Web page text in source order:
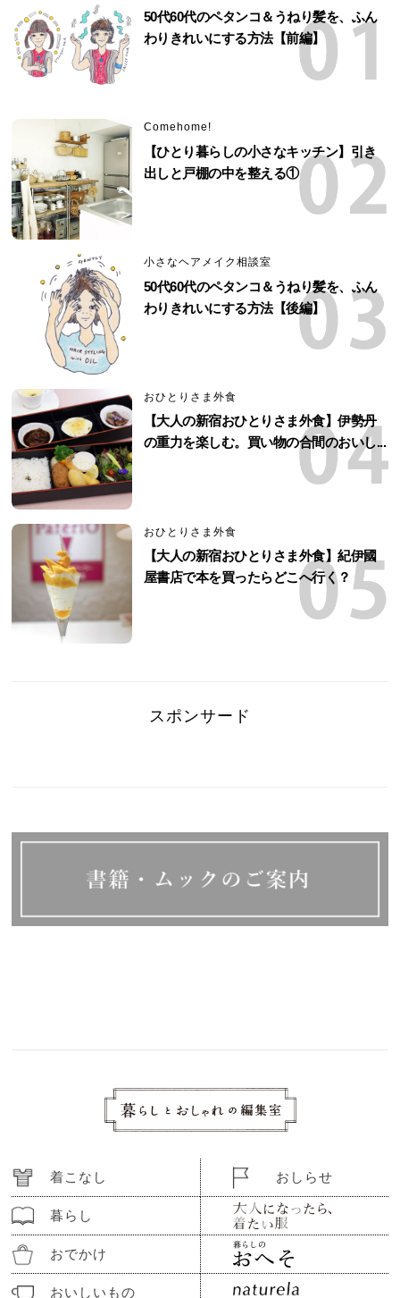
50代60代のペタンコ＆うねり髪を、ふん
わりきれいにする方法【前編】
Comehome!
【ひとり暮らしの小さなキッチン】引き
出しと戸棚の中を整える①
小さなヘアメイク相談室
50代60代のペタンコ＆うねり髪を、ふん
わりきれいにする方法【後編】
おひとりさま外食
【大人の新宿おひとりさま外食】伊勢丹
の重力を楽しむ。買い物の合間のおいし...
おひとりさま外食
【大人の新宿おひとりさま外食】紀伊國
屋書店で本を買ったらどこへ行く？
スポンサード
着こなし
暮らし
おでかけ
おいしいもの
おしらせ